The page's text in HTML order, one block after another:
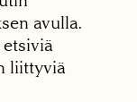
avulla.
liittyviä